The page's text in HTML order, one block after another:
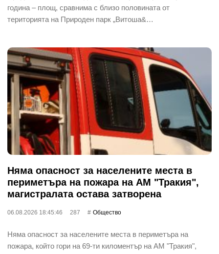
година – площ, сравнима с близо половината от
територията на Природен парк „Витоша&…
Няма опасност за населените места в
периметъра на пожара на АМ "Тракия",
магистралата остава затворена
06.08.2026 18:45:46 287 Общество
Няма опасност за населените места в периметъра на
пожара, който гори на 69-ти киломентър на АМ "Тракия",